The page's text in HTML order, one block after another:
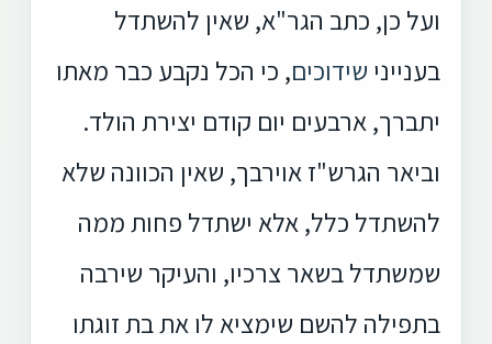
ועל כן, כתב הגר"א, שאין להשתדל
בענייני שידוכים, כי הכל נקבע כבר מאתו
יתברך, ארבעים יום קודם יצירת הולד.
וביאר הגרש"ז אוירבך, שאין הכוונה שלא
להשתדל כלל, אלא ישתדל פחות ממה
שמשתדל בשאר צרכיו, והעיקר שירבה
בתפילה להשם שימציא לו את בת זוגתו